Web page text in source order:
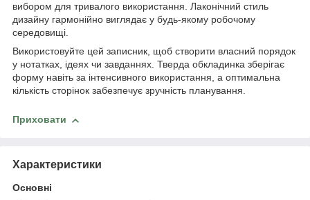
вибором для тривалого використання. Лаконічний стиль
дизайну гармонійно виглядає у будь-якому робочому
середовищі.
Використовуйте цей записник, щоб створити власний порядок
у нотатках, ідеях чи завданнях. Тверда обкладинка зберігає
форму навіть за інтенсивного використання, а оптимальна
кількість сторінок забезпечує зручність планування.
Приховати
Характеристики
Основні